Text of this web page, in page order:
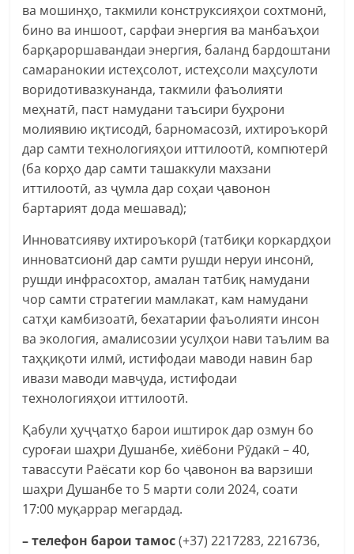
ва мошинҳо, такмили конструксияҳои сохтмонӣ,
бино ва иншоот, сарфаи энергия ва манбаъҳои
барқароршавандаи энергия, баланд бардоштани
самаранокии истеҳсолот, истеҳсоли маҳсулоти
воридотивазкунанда, такмили фаъолияти
меҳнатӣ, паст намудани таъсири буҳрони
молиявию иқтисодӣ, барномасозӣ, ихтироъкорӣ
дар самти технологияҳои иттилоотӣ, компютерӣ
(ба корҳо дар самти ташаккули махзани
иттилоотӣ, аз ҷумла дар соҳаи ҷавонон
бартарият дода мешавад);
Инноватсияву ихтироъкорӣ (татбиқи коркардҳои
инноватсионӣ дар самти рушди неруи инсонӣ,
рушди инфрасохтор, амалан татбиқ намудани
чор самти стратегии мамлакат, кам намудани
сатҳи камбизоатӣ, бехатарии фаъолияти инсон
ва экология, амалисозии усулҳои нави таълим ва
таҳқиқоти илмӣ, истифодаи маводи навин бар
ивази маводи мавҷуда, истифодаи
технологияҳои иттилоотӣ.
Қабули ҳуҷҷатҳо барои иштирок дар озмун бо
суроғаи шаҳри Душанбе, хиёбони Рӯдакӣ – 40,
тавассути Раёсати кор бо ҷавонон ва варзиши
шаҳри Душанбе то 5 марти соли 2024, соати
17:00 муқаррар мегардад.
– телефон барои тамос(+37) 2217283, 2216736,